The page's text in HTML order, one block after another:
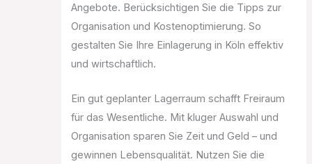
Angebote. Berücksichtigen Sie die Tipps zur
Organisation und Kostenoptimierung. So
gestalten Sie Ihre Einlagerung in Köln effektiv
und wirtschaftlich.
Ein gut geplanter Lagerraum schafft Freiraum
für das Wesentliche. Mit kluger Auswahl und
Organisation sparen Sie Zeit und Geld – und
gewinnen Lebensqualität. Nutzen Sie die